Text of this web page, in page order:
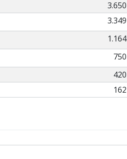
3.650
3.349
1.164
750
420
162